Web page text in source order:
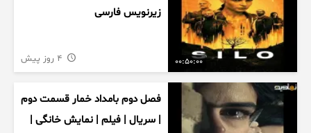
00:50:00
زیرنویس فارسی
فصل دوم بامداد خمار قسمت دوم
| سریال | فیلم | نمایش خانگی |